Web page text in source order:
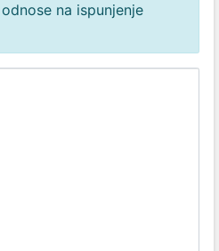
na ispunjenje